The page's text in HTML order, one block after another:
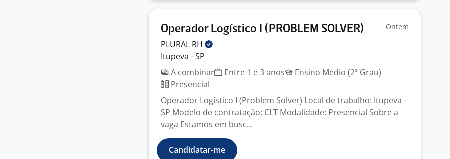
Operador Logístico I (PROBLEM SOLVER) Ontem
PLURAL RH
Itupeva - SP
A combinar
Entre 1 e 3 anos
Ensino Médio (2º Grau)
Presencial
Operador Logístico I (Problem Solver) Local de trabalho: Itupeva –
SP Modelo de contratação: CLT Modalidade: Presencial Sobre a
vaga Estamos em busc...
Candidatar-me